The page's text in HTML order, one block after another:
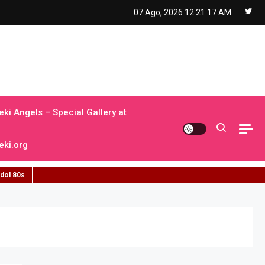
07 Ago, 2026 12:21:18 AM
Angels – Special Gallery at
80s